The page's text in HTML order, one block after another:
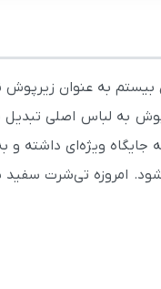
به عنوان زیرپوش
از زیرپوش به لباس اصلی
ویژه‌ای داشته و
امروزه تی‌شرت سفید